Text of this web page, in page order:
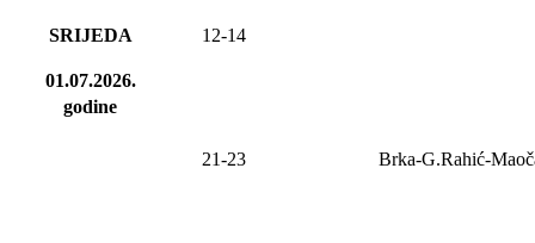
SRIJEDA
01.07.2026.
godine
12-14
21-23 Brka-G.Rahić-